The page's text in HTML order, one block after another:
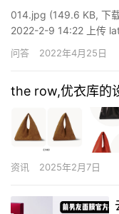
014.jpg (149.6 KB, 下
2022-2-9 14:22 上传
尚的构想，但是主要依
问答 2022年4月25日
the row,优衣库的
资讯 2025年2月7日